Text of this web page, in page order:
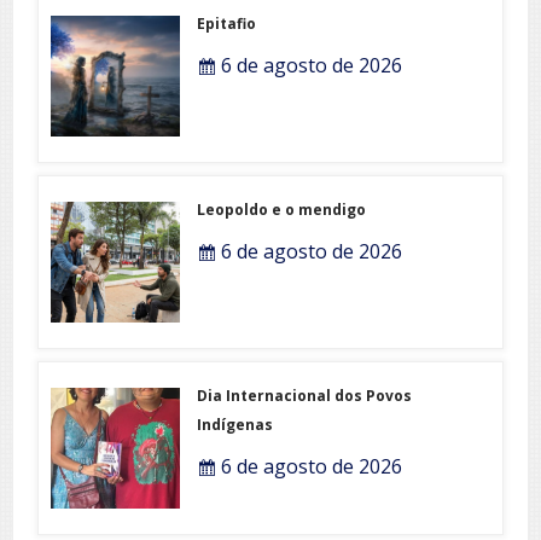
Epitafio
6 de agosto de 2026
Leopoldo e o mendigo
6 de agosto de 2026
Dia Internacional dos Povos
Indígenas
6 de agosto de 2026